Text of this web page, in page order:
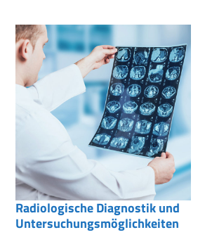
Radiologische Diagnostik und
Untersuchungsmöglichkeiten